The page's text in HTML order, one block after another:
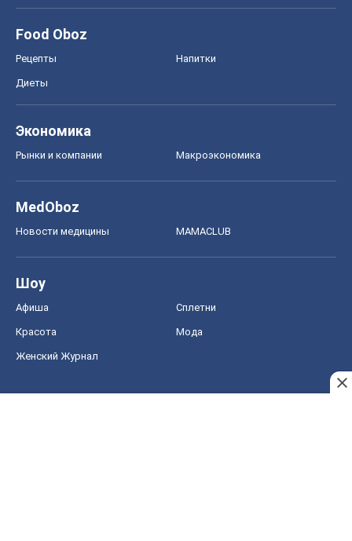
Food Oboz
Рецепты Напитки
Диеты
Экономика
Рынки и компании Mакроэкономика
MedOboz
Новости медицины MAMACLUB
Шоу
Афиша Сплетни
Красота Мода
Женский Журнал